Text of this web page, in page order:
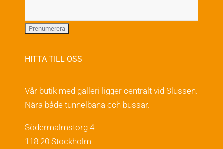
HITTA TILL OSS
Vår butik med galleri ligger centralt vid Slussen.
Nära både tunnelbana och bussar.
Södermalmstorg 4
118 20 Stockholm